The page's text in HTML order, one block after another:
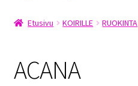
OnnenTaisto
Etusivu KOIRILLE RUOKINTA
ACANA